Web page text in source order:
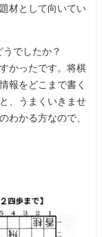
材として向いてい
でしたか？
かったです。将棋
報をどこまで書く
、うまくいきませ
わかる方なので、